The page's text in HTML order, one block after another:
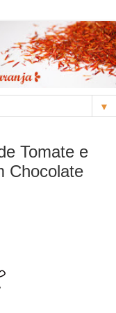
▼
Tomate e
Chocolate